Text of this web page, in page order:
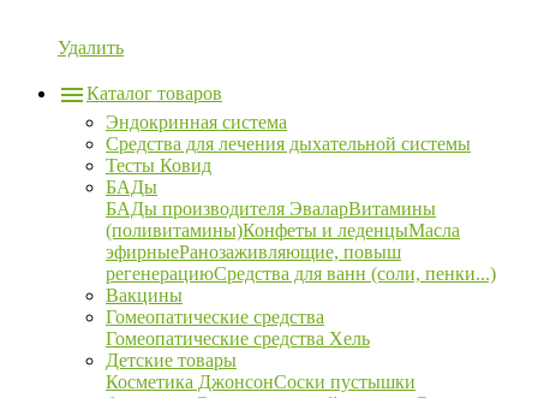
Удалить
Каталог товаров
Эндокринная система
Средства для лечения дыхательной системы
Тесты Ковид
БАДы
БАДы производителя ЭваларВитамины
(поливитамины)Конфеты и леденцыМасла
эфирныеРанозаживляющие, повыш
регенерациюСредства для ванн (соли, пенки...)
Вакцины
Гомеопатические средства
Гомеопатические средства Хель
Детские товары
Косметика ДжонсонСоски пустышки